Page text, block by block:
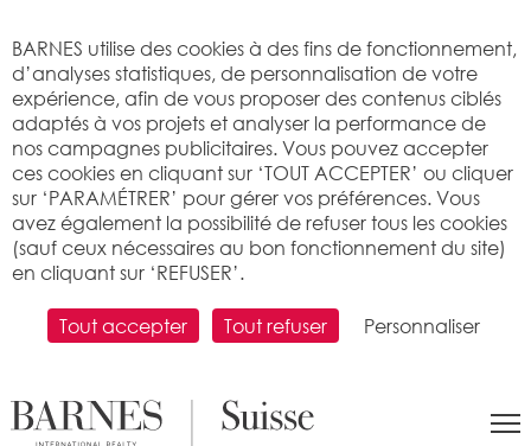
7 photos
BARNES utilise des cookies à des fins de fonctionnement,
d’analyses statistiques, de personnalisation de votre
expérience, afin de vous proposer des contenus ciblés
adaptés à vos projets et analyser la performance de
nos campagnes publicitaires. Vous pouvez accepter
ces cookies en cliquant sur ‘TOUT ACCEPTER’ ou cliquer
sur ‘PARAMÉTRER’ pour gérer vos préférences. Vous
avez également la possibilité de refuser tous les cookies
(sauf ceux nécessaires au bon fonctionnement du site)
en cliquant sur ‘REFUSER’.
Tout accepter Tout refuser Personnaliser